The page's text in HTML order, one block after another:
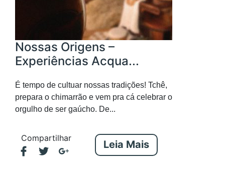
Nossas Origens –
Experiências Acqua...
É tempo de cultuar nossas tradições! Tchê,
prepara o chimarrão e vem pra cá celebrar o
orgulho de ser gaúcho. De...
Compartilhar
Leia Mais